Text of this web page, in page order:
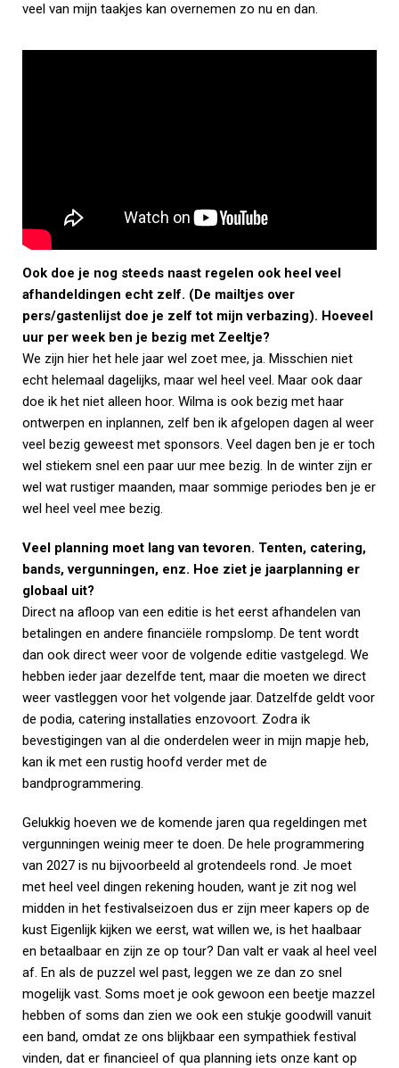
veel van mijn taakjes kan overnemen zo nu en dan.
Ook doe je nog steeds naast regelen ook heel veel
afhandeldingen echt zelf. (De mailtjes over
pers/gastenlijst doe je zelf tot mijn verbazing). Hoeveel
uur per week ben je bezig met Zeeltje?
We zijn hier het hele jaar wel zoet mee, ja. Misschien niet
echt helemaal dagelijks, maar wel heel veel. Maar ook daar
doe ik het niet alleen hoor. Wilma is ook bezig met haar
ontwerpen en inplannen, zelf ben ik afgelopen dagen al weer
veel bezig geweest met sponsors. Veel dagen ben je er toch
wel stiekem snel een paar uur mee bezig. In de winter zijn er
wel wat rustiger maanden, maar sommige periodes ben je er
wel heel veel mee bezig.
Veel planning moet lang van tevoren. Tenten, catering,
bands, vergunningen, enz. Hoe ziet je jaarplanning er
globaal uit?
Direct na afloop van een editie is het eerst afhandelen van
betalingen en andere financiële rompslomp. De tent wordt
dan ook direct weer voor de volgende editie vastgelegd. We
hebben ieder jaar dezelfde tent, maar die moeten we direct
weer vastleggen voor het volgende jaar. Datzelfde geldt voor
de podia, catering installaties enzovoort. Zodra ik
bevestigingen van al die onderdelen weer in mijn mapje heb,
kan ik met een rustig hoofd verder met de
bandprogrammering.
Gelukkig hoeven we de komende jaren qua regeldingen met
vergunningen weinig meer te doen. De hele programmering
van 2027 is nu bijvoorbeeld al grotendeels rond. Je moet
met heel veel dingen rekening houden, want je zit nog wel
midden in het festivalseizoen dus er zijn meer kapers op de
kust Eigenlijk kijken we eerst, wat willen we, is het haalbaar
en betaalbaar en zijn ze op tour? Dan valt er vaak al heel veel
af. En als de puzzel wel past, leggen we ze dan zo snel
mogelijk vast. Soms moet je ook gewoon een beetje mazzel
hebben of soms dan zien we ook een stukje goodwill vanuit
een band, omdat ze ons blijkbaar een sympathiek festival
vinden, dat er financieel of qua planning iets onze kant op